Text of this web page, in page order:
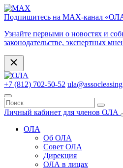
Подпишитесь на МАХ-канал
Узнайте первыми о новостях и
законодательстве, экспертных
+7 (812) 702-50-52
Личный кабинет для членов ОЛА
ОЛА
Об ОЛА
Совет ОЛА
Дирекция
ОЛА в лицах